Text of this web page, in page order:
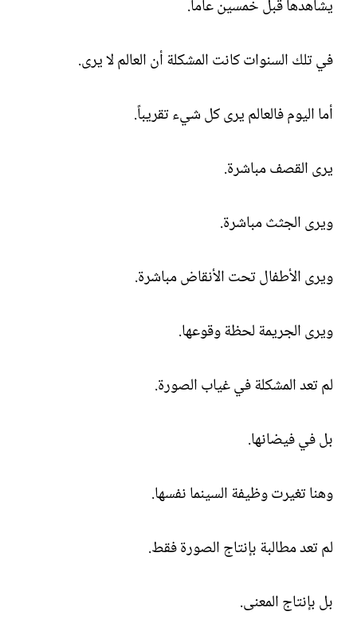
يشاهدها قبل خمسين عاماً.
في تلك السنوات كانت المشكلة أن العالم لا يرى.
أما اليوم فالعالم يرى كل شيء تقريباً.
يرى القصف مباشرة.
ويرى الجثث مباشرة.
ويرى الأطفال تحت الأنقاض مباشرة.
ويرى الجريمة لحظة وقوعها.
لم تعد المشكلة في غياب الصورة.
بل في فيضانها.
وهنا تغيرت وظيفة السينما نفسها.
لم تعد مطالبة بإنتاج الصورة فقط.
بل بإنتاج المعنى.